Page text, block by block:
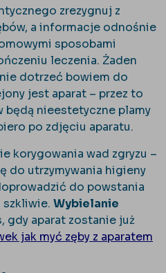
zrezygnuj z
a informacje odnośnie
sposobami
leczenia. Żaden
dotrzeć bowiem do
jest aparat – przez to
nieestetyczne plamy
po zdjęciu aparatu.
korygowania wad zgryzu –
do utrzymywania higieny
do powstania
szkliwie. Wybielanie
gdy aparat zostanie już
jak myć zęby z aparatem